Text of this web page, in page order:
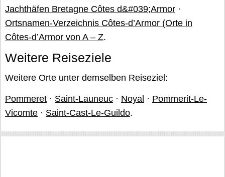
Jachthäfen Bretagne Côtes d&#039;Armor ·
Ortsnamen-Verzeichnis Côtes-d’Armor (Orte in
Côtes-d’Armor von A – Z.
Weitere Reiseziele
Weitere Orte unter demselben Reiseziel:
Pommeret · Saint-Launeuc · Noyal · Pommerit-Le-
Vicomte · Saint-Cast-Le-Guildo.